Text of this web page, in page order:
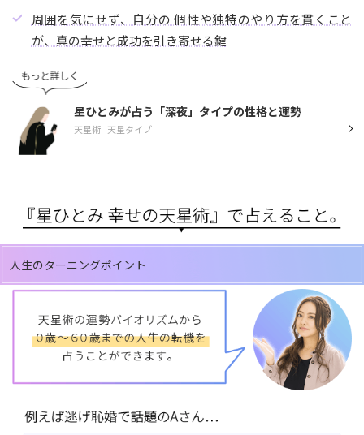
周囲を気にせず、自分の 個性や独特のやり方を貫くこと
が、真の幸せと成功を引き寄せる鍵
星ひとみが占う「深夜」タイプの性格と運勢
天星術 天星タイプ
人生のターニングポイント